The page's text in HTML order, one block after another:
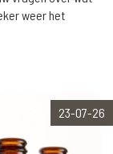
weer het
23-07-26